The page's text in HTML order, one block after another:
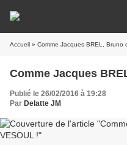
Accueil » Comme Jacques BREL, Bruno
Comme Jacques
Publié le 26/02/2016 à 19:28
Par Delatte JM